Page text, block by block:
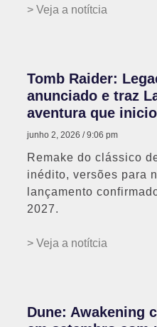
> Veja a notítcia
Tomb Raider:
anunciado e traz
aventura que
junho 2, 2026 9:06 pm
Remake do clássico
inédito, versões para
lançamento
2027.
> Veja a notítcia
Dune: Awakening